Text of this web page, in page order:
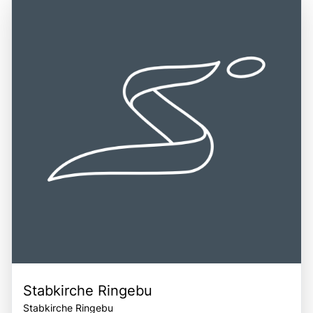
Nähe zu weiteren Naturwundern macht den
Geirangerfjord zu einem bereichernden Erlebnis für alle,
die die Faszination der norwegischen Natur und Kultur
Stabkirche Ringebu
Stabkirche Ringebu